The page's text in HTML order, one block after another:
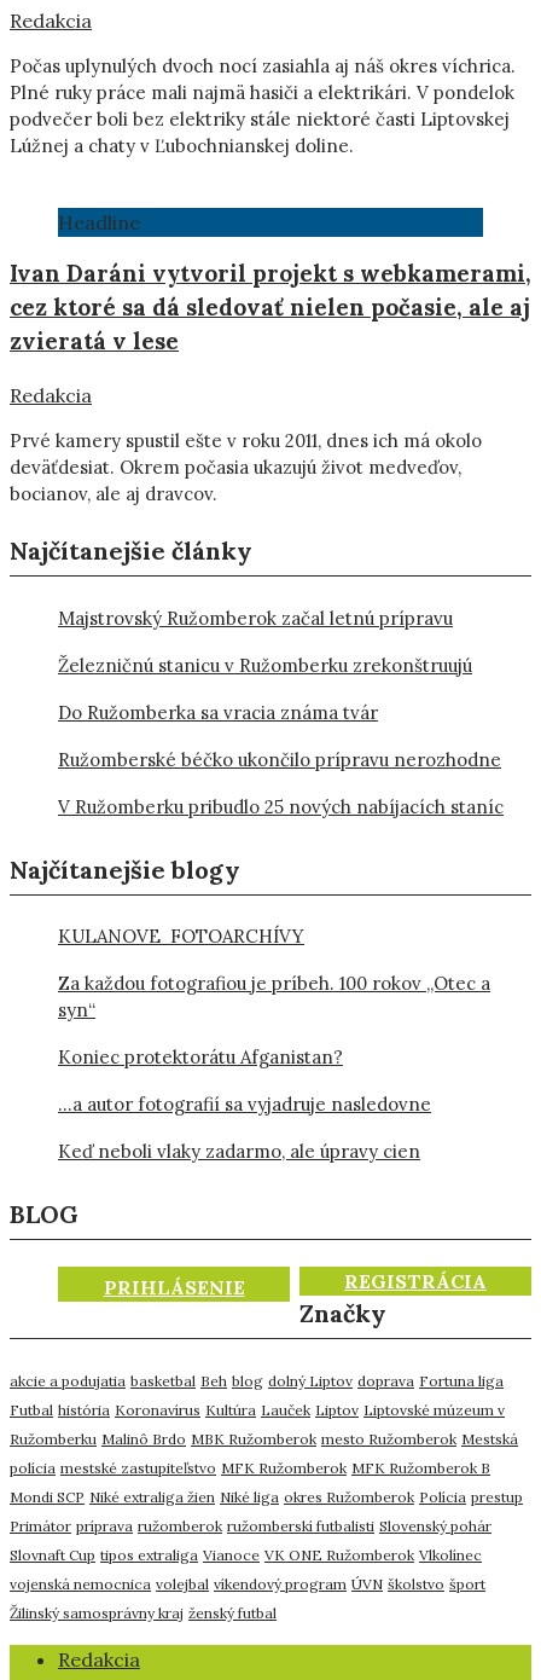
Redakcia
Počas uplynulých dvoch nocí zasiahla aj náš okres víchrica.
Plné ruky práce mali najmä hasiči a elektrikári. V pondelok
podvečer boli bez elektriky stále niektoré časti Liptovskej
Lúžnej a chaty v Ľubochnianskej doline.
Headline
Ivan Daráni vytvoril projekt s webkamerami,
cez ktoré sa dá sledovať nielen počasie, ale aj
zvieratá v lese
Redakcia
Prvé kamery spustil ešte v roku 2011, dnes ich má okolo
deväťdesiat. Okrem počasia ukazujú život medveďov,
bocianov, ale aj dravcov.
Najčítanejšie články
Majstrovský Ružomberok začal letnú prípravu
Železničnú stanicu v Ružomberku zrekonštruujú
Do Ružomberka sa vracia známa tvár
Ružomberské béčko ukončilo prípravu nerozhodne
V Ružomberku pribudlo 25 nových nabíjacích staníc
Najčítanejšie blogy
KULANOVE FOTOARCHÍVY
Za každou fotografiou je príbeh. 100 rokov „Otec a
syn“
Koniec protektorátu Afganistan?
…a autor fotografií sa vyjadruje nasledovne
Keď neboli vlaky zadarmo, ale úpravy cien
BLOG
PRIHLÁSENIE REGISTRÁCIA
Značky
akcie a podujatia basketbal Beh blog dolný Liptov doprava Fortuna liga
Futbal história Koronavírus Kultúra Lauček Liptov Liptovské múzeum v
Ružomberku Malinô Brdo MBK Ružomberok mesto Ružomberok Mestská
polícia mestské zastupiteľstvo MFK Ružomberok MFK Ružomberok B
Mondi SCP Niké extraliga žien Niké liga okres Ružomberok Polícia prestup
Primátor príprava ružomberok ružomberskí futbalisti Slovenský pohár
Slovnaft Cup tipos extraliga Vianoce VK ONE Ružomberok Vlkolínec
vojenská nemocnica volejbal víkendový program ÚVN školstvo šport
Žilinský samosprávny kraj ženský futbal
​Redakcia